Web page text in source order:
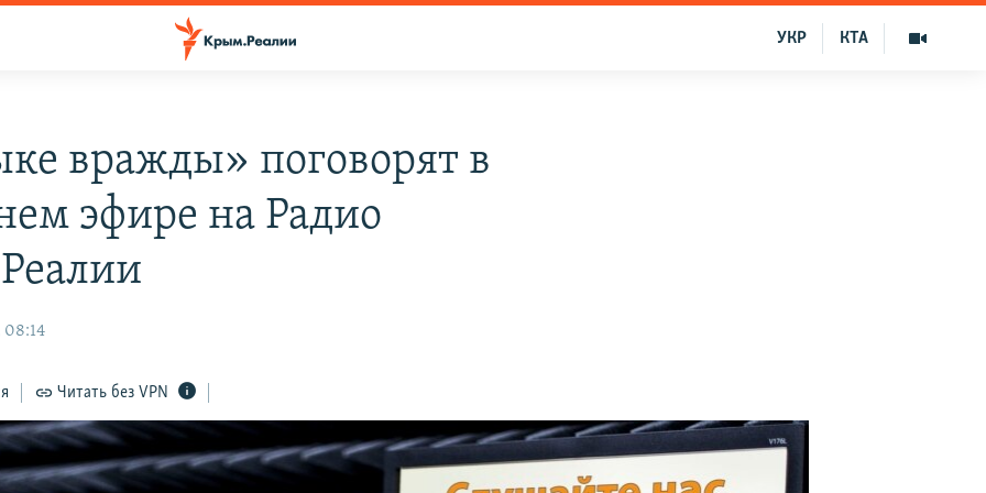
КТА
УКР
вражды» поговорят в
эфире на Радио
08:14
Читать без VPN